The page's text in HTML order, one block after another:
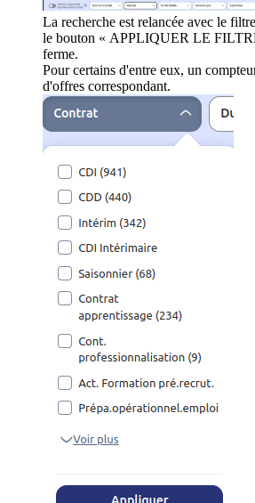
La recherche est relancée avec le
le bouton « APPLIQUER LE
ferme.
Pour certains d'entre eux, un
d'offres correspondant.